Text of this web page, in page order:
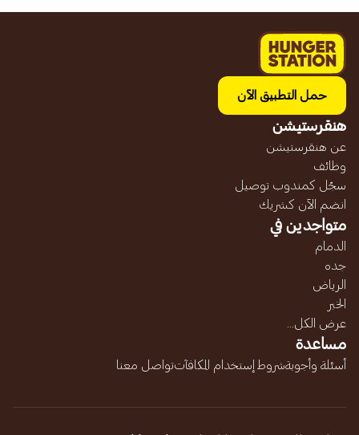
حمل التطبيق الآن
هنقرستيشن
عن هنقرستيشن
وظائف
سجّل كمندوب توصيل
انضم الآن كشريك
متواجدين في
الدمام
جده
الرياض
الخبر
عرض الكل...
مساعدة
أسئلة وأجوبةشروط إستخدام المكافآتتواصل معنا